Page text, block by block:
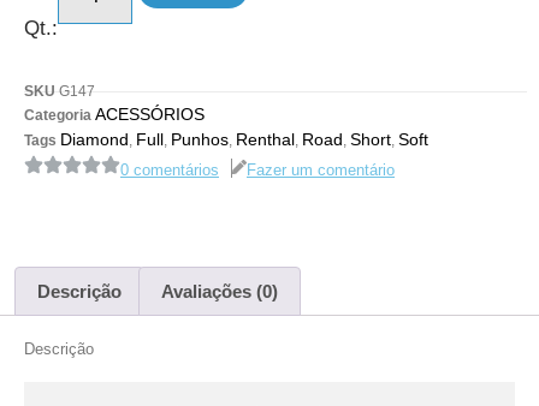
Qt.:
SKU G147
Categoria ACESSÓRIOS
Tags Diamond, Full, Punhos, Renthal, Road, Short, Soft
0 comentários Fazer um comentário
Descrição Avaliações (0)
Descrição